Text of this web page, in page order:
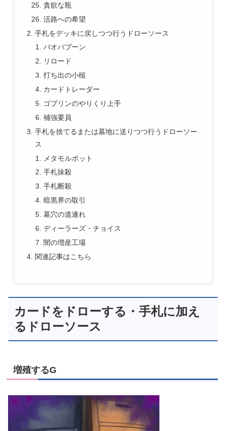
貪欲な瓶
活路への希望
手札をデッキに戻しつつ行うドローソース
バオバブーン
リロード
打ち出の小槌
カードトレーダー
ゴブリンのやりくり上手
補強要員
手札を捨てるまたは墓地に送りつつ行うドローソー
ス
メタモルポット
手札抹殺
手札断殺
暗黒界の取引
墓穴の道連れ
ディーラーズ・チョイス
闇の増産工場
関連記事はこちら
カードをドローする・手札に加え
るドローソース
増殖するG